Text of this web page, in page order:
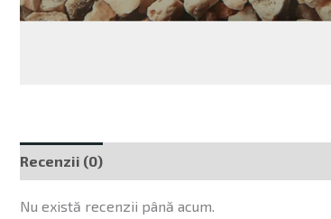
Recenzii (0)
Nu există recenzii până acum.